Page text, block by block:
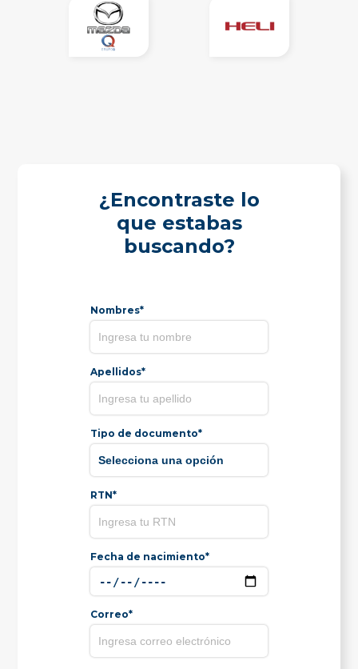
¿Encontraste lo
que estabas
buscando?
Nombres*
Apellidos*
Tipo de documento*
RTN*
Fecha de nacimiento*
Correo*